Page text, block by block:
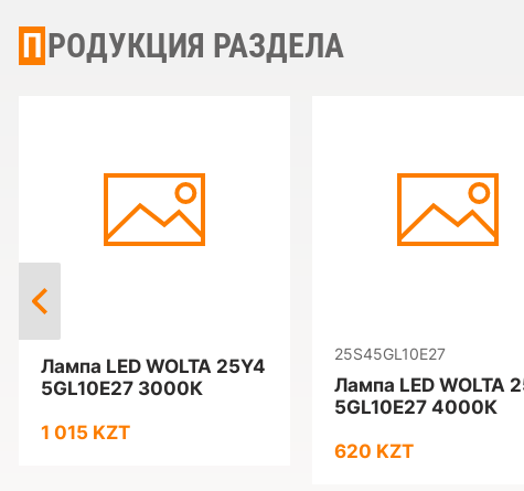
ПРОДУКЦИЯ РАЗДЕЛА
Лампа LED WOLTA 25Y4
5GL10E27 3000К
1 015 KZT
25S45GL10E27
Лампа LED WOLTA
5GL10E27 4000К
620 KZT